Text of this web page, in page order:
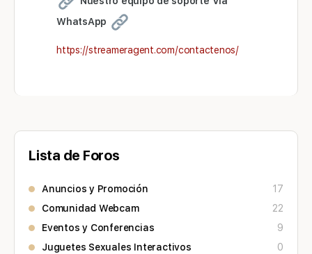
WhatsApp
https://streameragent.com/contactenos/
Lista de Foros
Anuncios y Promoción
17
Comunidad Webcam
22
Eventos y Conferencias
9
Juguetes Sexuales Interactivos
0